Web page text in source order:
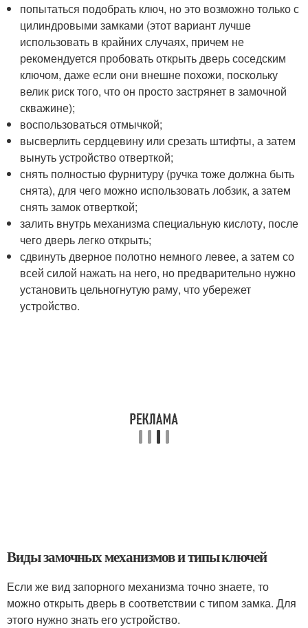
попытаться подобрать ключ, но это возможно только с
цилиндровыми замками (этот вариант лучше
использовать в крайних случаях, причем не
рекомендуется пробовать открыть дверь соседским
ключом, даже если они внешне похожи, поскольку
велик риск того, что он просто застрянет в замочной
скважине);
воспользоваться отмычкой;
высверлить сердцевину или срезать штифты, а затем
вынуть устройство отверткой;
снять полностью фурнитуру (ручка тоже должна быть
снята), для чего можно использовать лобзик, а затем
снять замок отверткой;
залить внутрь механизма специальную кислоту, после
чего дверь легко открыть;
сдвинуть дверное полотно немного левее, а затем со
всей силой нажать на него, но предварительно нужно
установить цельногнутую раму, что убережет
устройство.
Виды замочных механизмов и типы ключей
Если же вид запорного механизма точно знаете, то
можно открыть дверь в соответствии с типом замка. Для
этого нужно знать его устройство.